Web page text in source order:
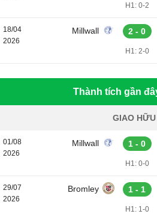
H1: 0-2
18/04
2026
Millwall 2 - 0
H1: 2-0
Thành tích gần
GIAO HỮU
01/08
2026
Millwall 1 - 0
H1: 0-0
29/07
2026
Bromley 1 - 1
H1: 1-0